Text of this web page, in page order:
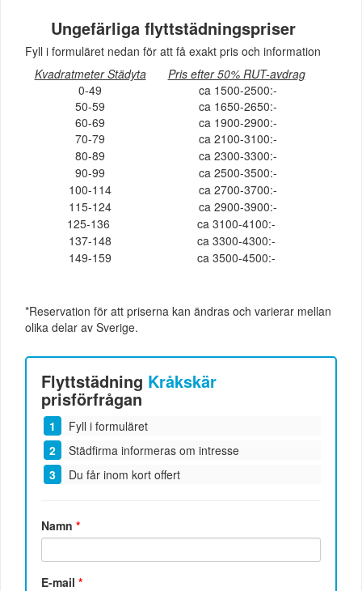
Ungefärliga flyttstädningspriser
Fyll i formuläret nedan för att få exakt pris och information
Kvadratmeter Städyta
Pris efter 50% RUT-avdrag
0-49
ca 1500-2500:-
50-59
ca 1650-2650:-
60-69
ca 1900-2900:-
70-79
ca 2100-3100:-
80-89
ca 2300-3300:-
90-99
ca 2500-3500:-
100-114
ca 2700-3700:-
115-124
ca 2900-3900:-
125-136
ca 3100-4100:-
137-148
ca 3300-4300:-
149-159
ca 3500-4500:-
*Reservation för att priserna kan ändras och varierar mellan
olika delar av Sverige.
Flyttstädning Kråkskär
prisförfrågan
Fyll i formuläret
Städfirma informeras om intresse
Du får inom kort offert
Namn*
E-mail*